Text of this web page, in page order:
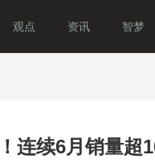
观点 资讯 智梦
连续6月销量超